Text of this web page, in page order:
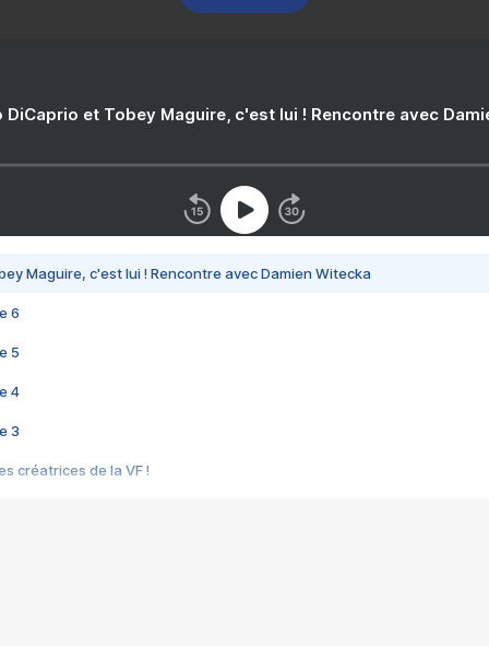
DiCaprio et Tobey Maguire, c'est lui ! Rencontre avec
Maguire, c'est lui ! Rencontre avec Damien Witecka
6
5
4
3
créatrices de la VF !